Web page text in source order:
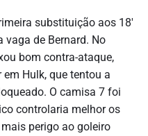
substituição aos 18′
vaga de Bernard. No
bom contra-ataque,
Hulk, que tentou a
O camisa 7 foi
controlaria melhor os
perigo ao goleiro